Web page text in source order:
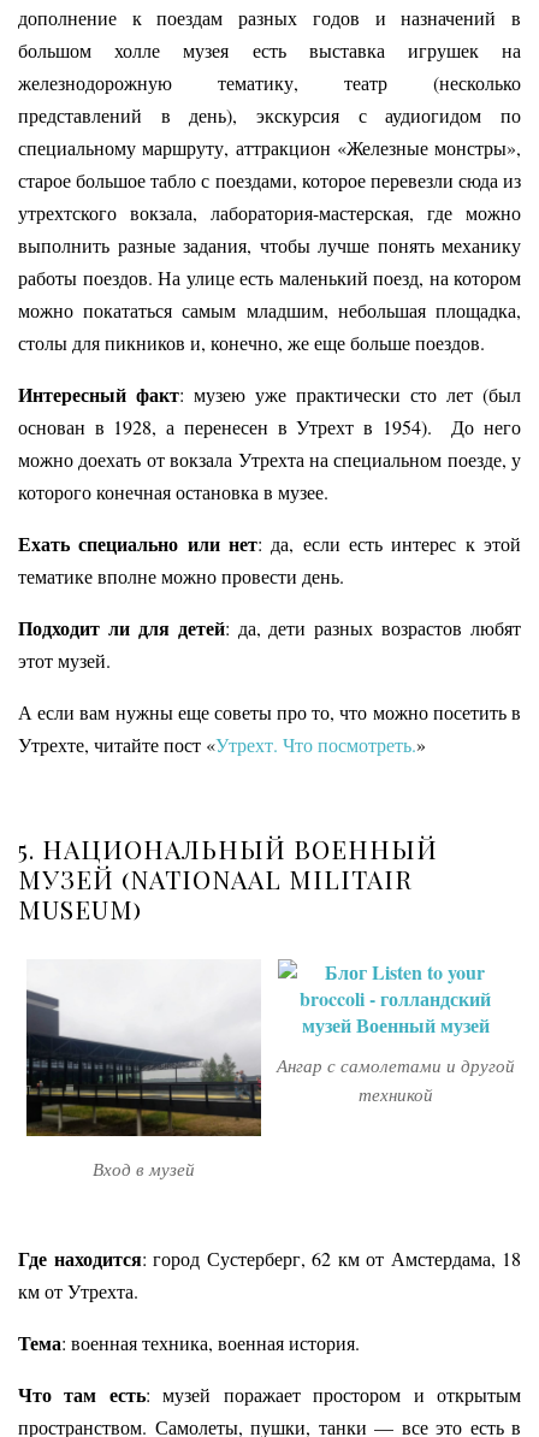
дополнение к поездам разных годов и назначений в
большом холле музея есть выставка игрушек на
железнодорожную тематику, театр (несколько
представлений в день), экскурсия с аудиогидом по
специальному маршруту, аттракцион «Железные монстры»,
старое большое табло с поездами, которое перевезли сюда из
утрехтского вокзала, лаборатория-мастерская, где можно
выполнить разные задания, чтобы лучше понять механику
работы поездов. На улице есть маленький поезд, на котором
можно покататься самым младшим, небольшая площадка,
столы для пикников и, конечно, же еще больше поездов.
Интересный факт: музею уже практически сто лет (был
основан в 1928, а перенесен в Утрехт в 1954). До него
можно доехать от вокзала Утрехта на специальном поезде, у
которого конечная остановка в музее.
Ехать специально или нет: да, если есть интерес к этой
тематике вполне можно провести день.
Подходит ли для детей: да, дети разных возрастов любят
этот музей.
А если вам нужны еще советы про то, что можно посетить в
Утрехте, читайте пост «Утрехт. Что посмотреть.»
5. НАЦИОНАЛЬНЫЙ ВОЕННЫЙ
МУЗЕЙ (NATIONAAL MILITAIR
MUSEUM)
Вход в музей
Ангар с самолетами и другой
техникой
Где находится: ​​город Сустерберг, 62 км от Амстердама, 18
км от Утрехта.
Тема: военная техника, военная история.
Что там есть: музей поражает простором и открытым
пространством. Самолеты, пушки, танки — все это есть в